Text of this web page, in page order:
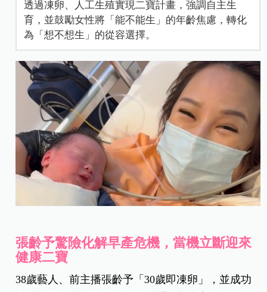
透過凍卵、人工生殖實現二寶計畫，強調自主生
育，並鼓勵女性將「能不能生」的年齡焦慮，轉化
為「想不想生」的從容選擇。
張齡予驚險化解早產危機，當機立斷迎來
健康二寶
38歲藝人、前主播張齡予「30歲即凍卵」，並成功